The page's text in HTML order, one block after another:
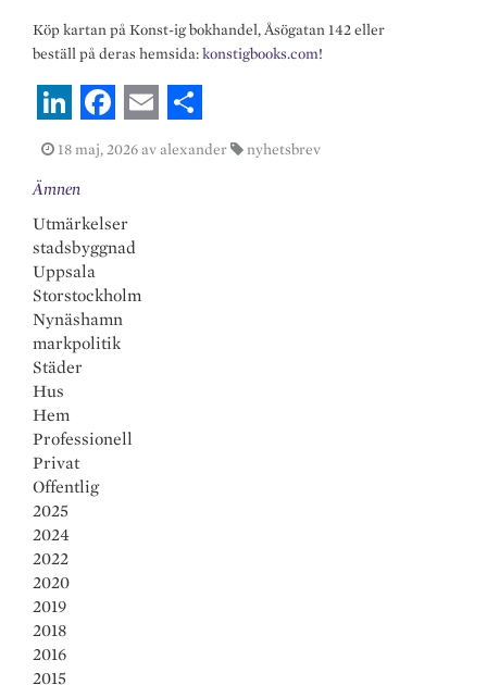
Köp kartan på Konst-ig bokhandel, Åsögatan 142 eller
beställ på deras hemsida:konstigbooks.com!
L
i
n
k
e
d
I
n
F
a
c
e
b
o
o
k
E
i
S
18 maj, 2026 av alexander nyhetsbrev
Ämnen
Utmärkelser
stadsbyggnad
Uppsala
Storstockholm
Nynäshamn
markpolitik
Städer
Hus
Hem
Professionell
Privat
Offentlig
2025
2024
2022
2020
2019
2018
2016
2015